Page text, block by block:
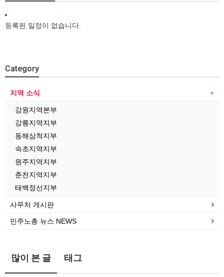
등록된 일정이 없습니다.
Category
지역 소식
강원지역본부
강릉지역지부
동해삼척지부
속초지역지부
원주지역지부
춘천지역지부
태백정선지부
사무처 게시판
민주노총 뉴스 NEWS
많이 본 글 태그